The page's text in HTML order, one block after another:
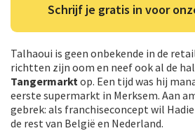
Schrijf je gratis in voor
Talhaoui is geen onbekende in de
richtten zijn oom en neef ook al de
Tangermarkt op. Een tijd was hij
eerste supermarkt in Merksem. Aan
gebrek: als franchiseconcept wil
de rest van België en Nederland.